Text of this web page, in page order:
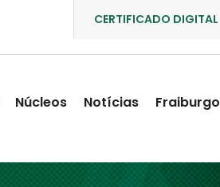
CERTIFICADO DIGITAL
Núcleos Notícias Fraiburgo